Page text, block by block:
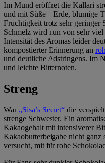
Im Mund eröffnet die Kallari
und mit Süße – Erde, blumige
Fruchtigkeit trotz sehr
Schmelz wird nun von sehr
Intensität des Aromas leider
kompostierter Erinnerung an
und deutliche Adstringens. Im
und leichte Bitternoten.
Streng
War „Sisa’s Secret“ die
strenge Schwester. Ein
Kakaogehalt mit intensiverer
Kakaobutterbeigabe nicht
versucht, mit für rohe